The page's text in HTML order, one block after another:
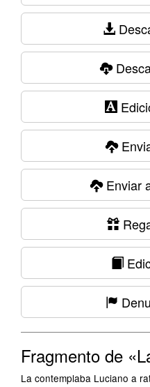
Enviar
Fragmento de
La contemplaba Luciano a